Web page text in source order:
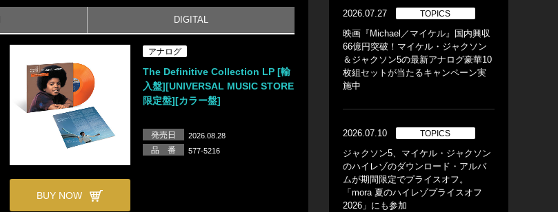
DIGITAL
BUY NOW
アナログ
The Definitive Collection LP [輸
入盤][UNIVERSAL MUSIC STORE
限定盤][カラー盤]
発売日 2026.08.28
品 番 577-5216
2026.07.27 TOPICS
映画『Michael／マイケル』国内興収
66億円突破！マイケル・ジャクソン
＆ジャクソン5の最新アナログ豪華10
枚組セットが当たるキャンペーン実
施中
2026.07.10 TOPICS
ジャクソン5、マイケル・ジャクソン
のハイレゾのダウンロード・アルバ
ムが期間限定でプライスオフ。
「mora 夏のハイレゾプライスオフ
2026」にも参加